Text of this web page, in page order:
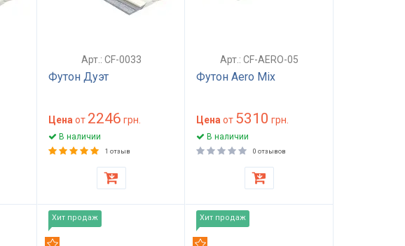
Арт.: CF-0033
Футон Дуэт
Цена от 2246 грн.
В наличии
1 отзыв
Арт.: CF-AERO-05
Футон Aero Mix
Цена от 5310 грн.
В наличии
0 отзывов
Хит продаж Хит продаж